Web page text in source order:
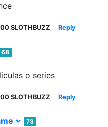
SLOTHBUZZ Reply
68
o series
SLOTHBUZZ Reply
73